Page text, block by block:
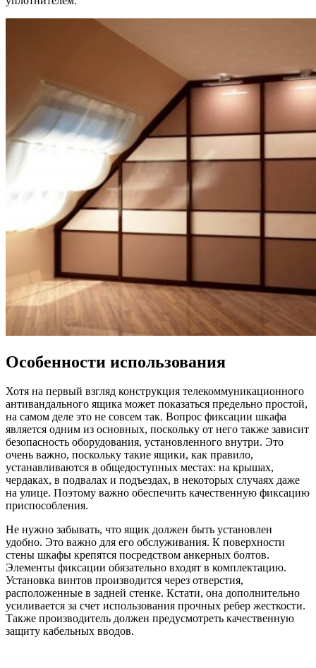
Особенности использования
Хотя на первый взгляд конструкция телекоммуникационного
антивандального ящика может показаться предельно простой,
на самом деле это не совсем так. Вопрос фиксации шкафа
является одним из основных, поскольку от него также зависит
безопасность оборудования, установленного внутри. Это
очень важно, поскольку такие ящики, как правило,
устанавливаются в общедоступных местах: на крышах,
чердаках, в подвалах и подъездах, в некоторых случаях даже
на улице. Поэтому важно обеспечить качественную фиксацию
приспособления.
Не нужно забывать, что ящик должен быть установлен
удобно. Это важно для его обслуживания. К поверхности
стены шкафы крепятся посредством анкерных болтов.
Элементы фиксации обязательно входят в комплектацию.
Установка винтов производится через отверстия,
расположенные в задней стенке. Кстати, она дополнительно
усиливается за счет использования прочных ребер жесткости.
Также производитель должен предусмотреть качественную
защиту кабельных вводов.